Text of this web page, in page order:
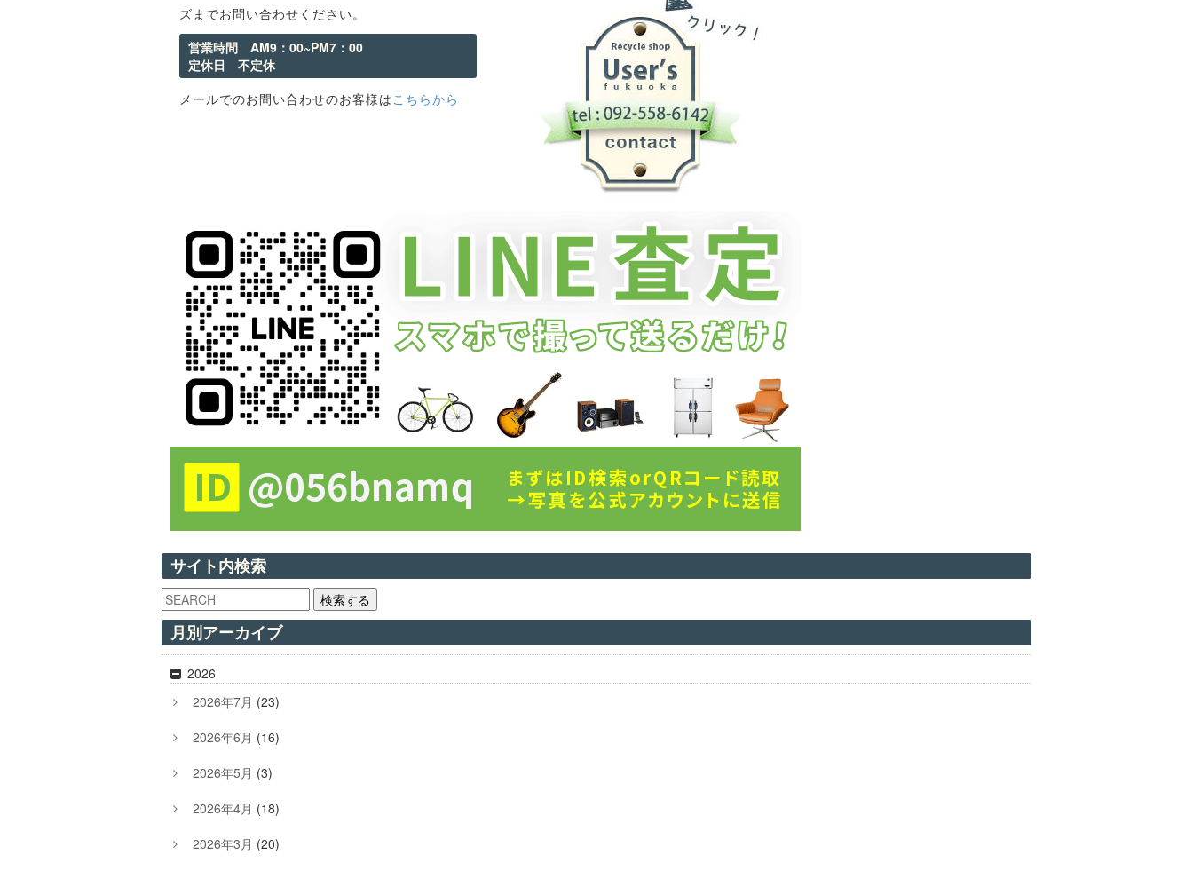
ズまでお問い合わせください。
営業時間 AM9：00~PM7：00
定休日 不定休
メールでのお問い合わせのお客様はこちらから
サイト内検索
検索する
月別アーカイブ
2026
2026年7月 (23)
2026年6月 (16)
2026年5月 (3)
2026年4月 (18)
2026年3月 (20)